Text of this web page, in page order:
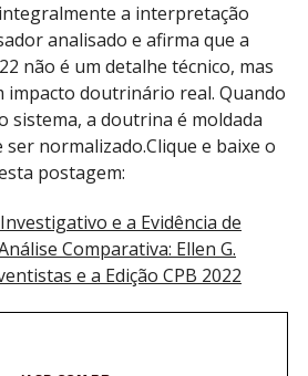
a interpretação
analisado e afirma que a
não é um detalhe técnico, mas
impacto doutrinário real. Quando
sistema, a doutrina é moldada
normalizado.Clique e baixe o
postagem:
e a Evidência de
Comparativa: Ellen G.
e a Edição CPB 2022